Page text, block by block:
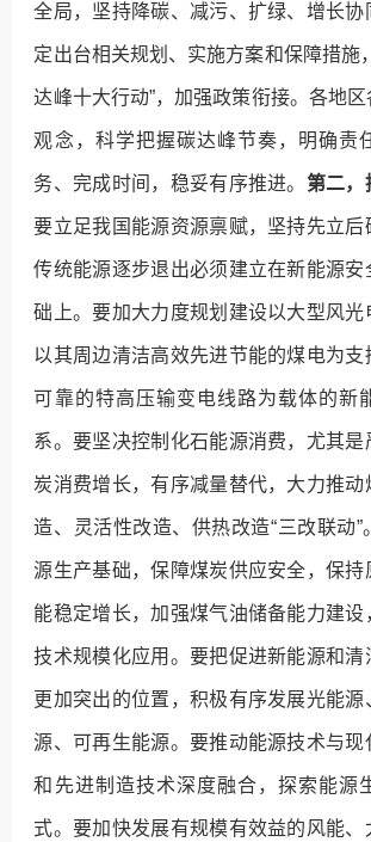
全局，坚持降碳、减污、扩绿、增长协
定出台相关规划、实施方案和保障措施
达峰十大行动”，加强政策衔接。各地
观念，科学把握碳达峰节奏，明确责
务、完成时间，稳妥有序推进。 第二，
要立足我国能源资源禀赋，坚持先立后
传统能源逐步退出必须建立在新能源安
础上。要加大力度规划建设以大型风光
以其周边清洁高效先进节能的煤电为支
可靠的特高压输变电线路为载体的新
系。要坚决控制化石能源消费，尤其是
炭消费增长，有序减量替代，大力推动
造、灵活性改造、供热改造“三改联动
源生产基础，保障煤炭供应安全，保持
能稳定增长，加强煤气油储备能力建设
技术规模化应用。要把促进新能源和清
更加突出的位置，积极有序发展光能
源、可再生能源。要推动能源技术与现
和先进制造技术深度融合，探索能源
式。要加快发展有规模有效益的风能、